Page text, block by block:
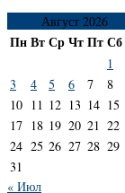
Август 2026
ПнВтСрЧтПтСб
1
3
4 5 6 7 8
10 11 12 13 14 15
17 18 19 20 21 22
24 25 26 27 28 29
31
« Июл